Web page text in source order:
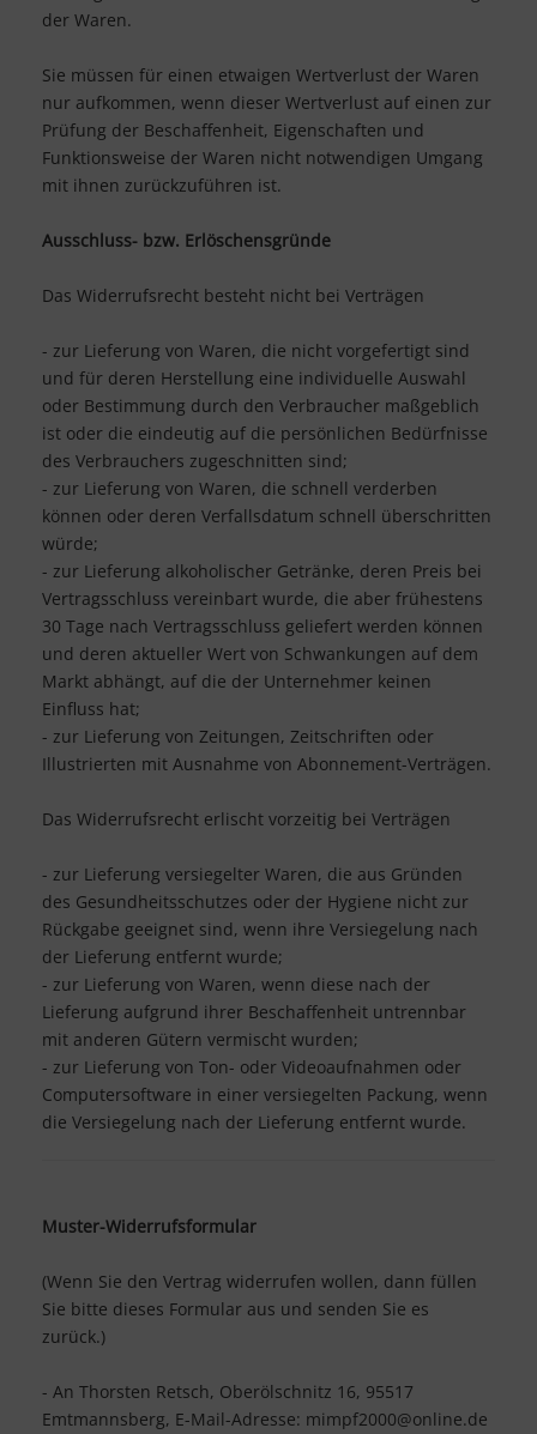
der Waren.
Sie müssen für einen etwaigen Wertverlust der Waren
nur aufkommen, wenn dieser Wertverlust auf einen zur
Prüfung der Beschaffenheit, Eigenschaften und
Funktionsweise der Waren nicht notwendigen Umgang
mit ihnen zurückzuführen ist.
Ausschluss- bzw. Erlöschensgründe
Das Widerrufsrecht besteht nicht bei Verträgen
- zur Lieferung von Waren, die nicht vorgefertigt sind
und für deren Herstellung eine individuelle Auswahl
oder Bestimmung durch den Verbraucher maßgeblich
ist oder die eindeutig auf die persönlichen Bedürfnisse
des Verbrauchers zugeschnitten sind;
- zur Lieferung von Waren, die schnell verderben
können oder deren Verfallsdatum schnell überschritten
würde;
- zur Lieferung alkoholischer Getränke, deren Preis bei
Vertragsschluss vereinbart wurde, die aber frühestens
30 Tage nach Vertragsschluss geliefert werden können
und deren aktueller Wert von Schwankungen auf dem
Markt abhängt, auf die der Unternehmer keinen
Einfluss hat;
- zur Lieferung von Zeitungen, Zeitschriften oder
Illustrierten mit Ausnahme von Abonnement-Verträgen.
Das Widerrufsrecht erlischt vorzeitig bei Verträgen
- zur Lieferung versiegelter Waren, die aus Gründen
des Gesundheitsschutzes oder der Hygiene nicht zur
Rückgabe geeignet sind, wenn ihre Versiegelung nach
der Lieferung entfernt wurde;
- zur Lieferung von Waren, wenn diese nach der
Lieferung aufgrund ihrer Beschaffenheit untrennbar
mit anderen Gütern vermischt wurden;
- zur Lieferung von Ton- oder Videoaufnahmen oder
Computersoftware in einer versiegelten Packung, wenn
die Versiegelung nach der Lieferung entfernt wurde.
Muster-Widerrufsformular
(Wenn Sie den Vertrag widerrufen wollen, dann füllen
Sie bitte dieses Formular aus und senden Sie es
zurück.)
- An Thorsten Retsch, Oberölschnitz 16, 95517
Emtmannsberg, E-Mail-Adresse: mimpf2000@online.de